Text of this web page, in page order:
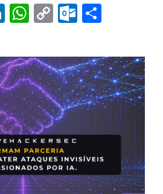
LinkedIn
WhatsApp
Copy